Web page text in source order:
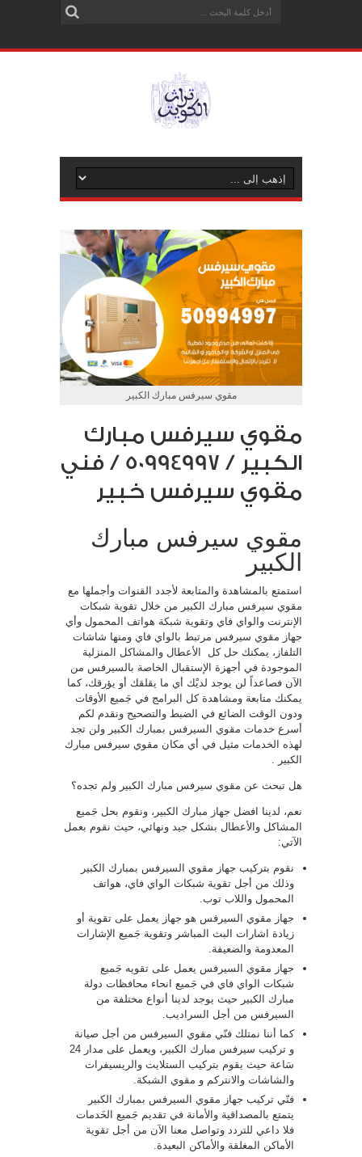
مقوي سيرفس مبارك الكبير
مقوي سيرفس مبارك
الكبير / 50994997 / فني
مقوي سيرفس خبير
مقوي سيرفس مبارك
الكبير
استمتع بالمشاهدة والمتابعة لأجدد القنوات وأجملها مع
مقوي سيرفس مبارك الكبير من خلال تقوية شبكات
الإنترنت والواي فاي وتقوية شبكة هواتف المحمول وأي
جهاز مقوي سيرفس مرتبط بالواي فاي ومنها شاشات
التلفاز، يمكنك حل كل الأعطال والمشاكل المنزلية
الموجودة في أجهزة الإستقبال الخاصة بالسيرفس من
الآن فصاعداً لن يوجد لديْك أي ما يقلقك أو يؤرقك، كما
يمكنك متابعة ومشاهدة كل البرامج في جَميع الأوقات
ودون الوقت الضائع في الضبط والتصحيح ونقدم لكم
أسرع خدمات مقوي السيرفس بمبارك الكبير ولن تجد
لهذه الخدمات مثيل في أي مكان مقوي سيرفس مبارك
الكبير .
هل تبحث عن مقوي سيرفس مبارك الكبير ولم تجده؟
نعم، لدينا افضل جهاز مبارك الكبير، ونقوم بحل جَميع
المشاكل والأعطال بشكل جيد ونهائي، حيث نقوم بعمل
الآتي:
نقوم بتركيب جهاز مقوي السيرفس بمبارك الكبير
وذلك من أجل تقوية شبكات الواي فاي، هواتف
المحمول واللاب توب.
جهاز مقوي السيرفس هو جهاز يعمل على تقوية أو
زيادة اشارات البث المباشر وتقوية جَميع الإشارات
المعدومة والضعيفة.
جهاز مقوي السيرفس يعمل على تقويه جَميع
شبكات الواي فاي في جَميع انحاء محافظات دولة
مبارك الكبير حيث يوجد لدينا أنواع مختلفة من
السيرفس من أجل السراديب.
كما أننا نمتلك فنّي مقوي السيرفس من أجل صيانة
و تركيب سيرفس مبارك الكبير، ويعمل على مدار 24
سَاعة حيث يقوم بتركيب الستلايت والريسيفرات
والشاشات والانتركم و مقوي الشبكة.
فنّي تركيب جهاز مقوي السيرفس بمبارك الكبير
يتمتع بالمصداقية والأمانة في تقديم جَميع الخَدمات
فلا داعي للتردد وتواصل معنا الآن من أجل تقوية
الأماكن المغلقة والأماكن البعيدة.